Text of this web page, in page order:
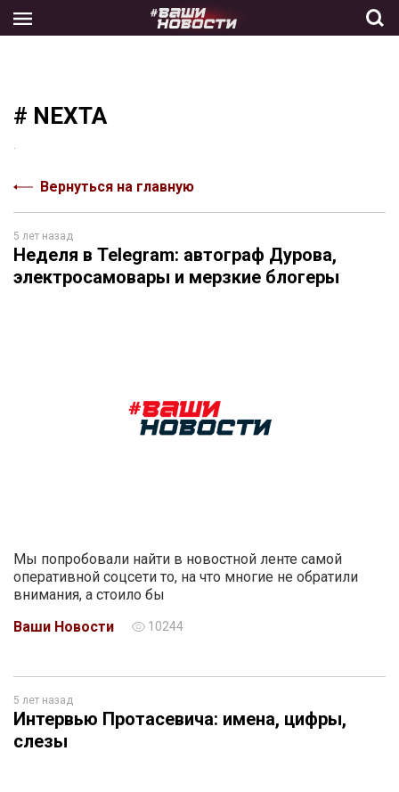
the
# NEXTA
Вернуться на главную
5 лет назад
Неделя в Telegram: автограф Дурова,
электросамовары и мерзкие блогеры
Мы попробовали найти в новостной ленте самой
оперативной соцсети то, на что многие не обратили
внимания, а стоило бы
Ваши Новости
10244
5 лет назад
Интервью Протасевича: имена, цифры,
слезы